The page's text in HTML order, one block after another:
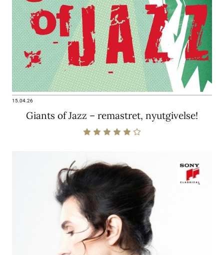
15.04.26
Giants of Jazz – remastret, nyutgivelse!